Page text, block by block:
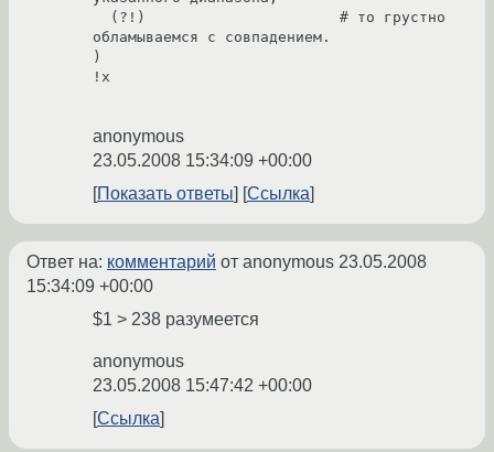
обламываемся с совпадением.
)
!x
anonymous
23.05.2008 15:34:09 +00:00
Показать ответы
Ссылка
Ответ на: комментарий от anonymous 23.05.2008
15:34:09 +00:00
$1 > 238 разумеется
anonymous
23.05.2008 15:47:42 +00:00
Ссылка